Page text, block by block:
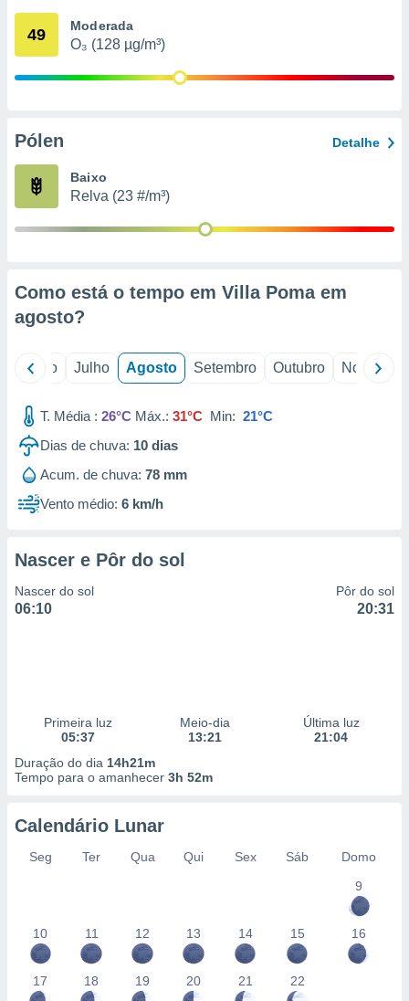
através
estudos
1199
49 Moderada
O₃ (128 µg/m³)
Pólen Detalhe
Baixo
Relva (23 #/m³)
Como está o tempo em Villa Poma em
agosto?
Junho Julho Agosto Setembro Outubro Novembro
T. Média : 26°C Máx.: 31°C Min: 21°C
Dias de chuva: 10 dias
Acum. de chuva: 78 mm
Vento médio: 6 km/h
Nascer e Pôr do sol
Nascer do sol
06:10
Pôr do sol
20:31
Primeira luz
05:37
Meio-dia
13:21
Última luz
21:04
Duração do dia 14h21m
Tempo para o amanhecer 3h 52m
Calendário Lunar
Seg Ter Qua Qui Sex Sáb
Domo
9
10 11 12 13 14 15 16
17 18 19 20 21 22